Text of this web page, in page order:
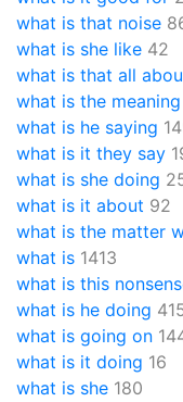
what is that noise
what is she like 42
what is that all
what is the
what is he saying
what is it they say
what is she doing
what is it about 92
what is the matter
what is 1413
what is this
what is he doing
what is going on
what is it doing 16
what is she 180